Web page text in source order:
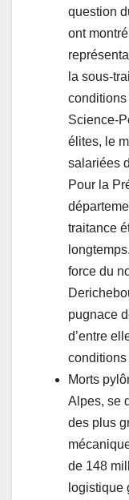
question
ont
la sous-
Science-
élites, le
salariées
Pour la
traitance
force du
pugnace
d’entre
conditions
Morts
Alpes, se
des plus
de 148
logistique